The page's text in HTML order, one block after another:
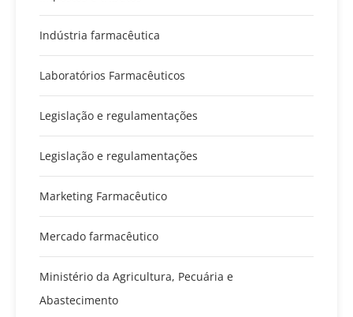
Indústria farmacêutica
Laboratórios Farmacêuticos
Legislação e regulamentações
Legislação e regulamentações
Marketing Farmacêutico
Mercado farmacêutico
Ministério da Agricultura, Pecuária e
Abastecimento